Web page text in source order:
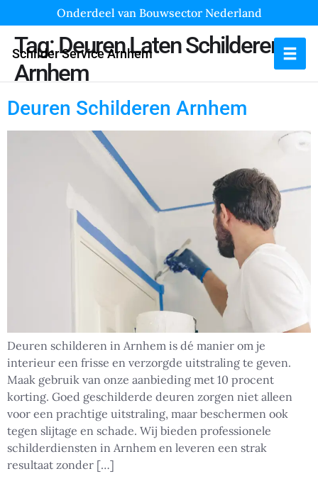
Onderdeel van Bouwsector Nederland
Schilder Service Arnhem
Tag:Deuren Laten Schilderen
Arnhem
Deuren Schilderen Arnhem
Deuren schilderen in Arnhem is dé manier om je
interieur een frisse en verzorgde uitstraling te geven.
Maak gebruik van onze aanbieding met 10 procent
korting. Goed geschilderde deuren zorgen niet alleen
voor een prachtige uitstraling, maar beschermen ook
tegen slijtage en schade. Wij bieden professionele
schilderdiensten in Arnhem en leveren een strak
resultaat zonder […]